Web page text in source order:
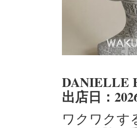
DANIELLE
出店日：
ワクワクす